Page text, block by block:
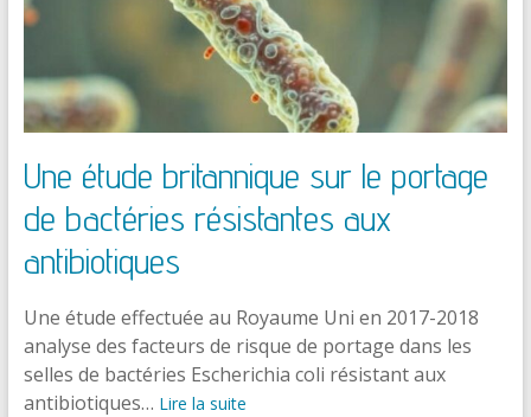
Une étude britannique sur le portage
de bactéries résistantes aux
antibiotiques
Une étude effectuée au Royaume Uni en 2017-2018
analyse des facteurs de risque de portage dans les
selles de bactéries Escherichia coli résistant aux
antibiotiques… Lire la suite